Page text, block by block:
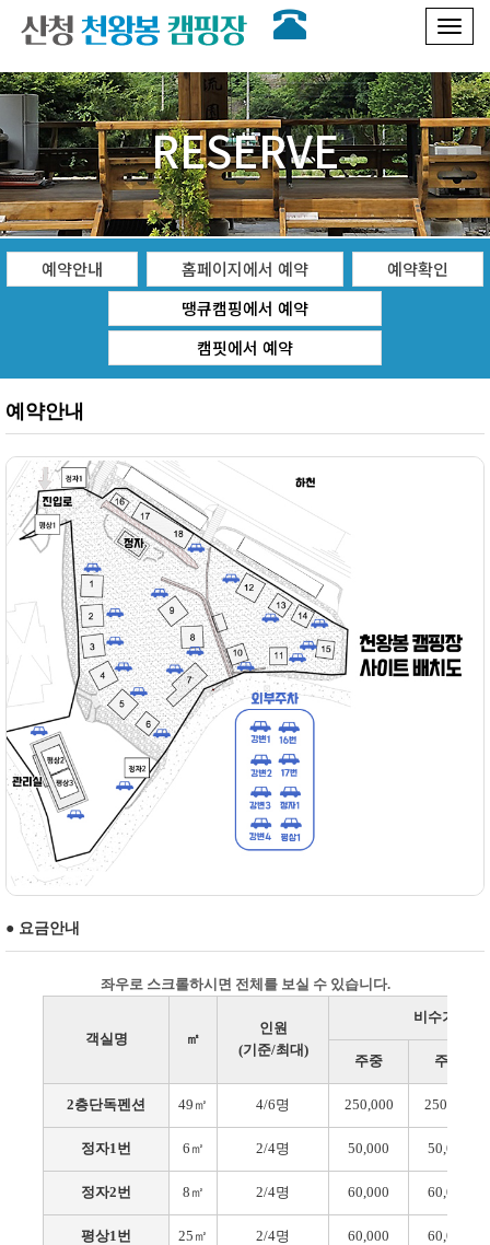
Toggle
RESERVE
예약안내 홈페이지에서 예약
예약확인
땡큐캠핑에서 예약
캠핏에서 예약
예약안내
● 요금안내
좌우로 스크롤하시면 전체를 보실 수 있습니다.
객실명 ㎡
인원
(기준/최대)
비수기요금
주중 주말
2층단독펜션 49㎡ 4/6명 250,000 250,000
정자1번 6㎡ 2/4명 50,000 50,000
정자2번 8㎡ 2/4명 60,000 60,000
평상1번 25㎡ 2/4명 60,000 60,000